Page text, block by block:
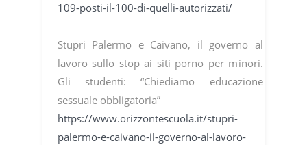
109-posti-il-100-di-quelli-autorizzati/
Stupri Palermo e Caivano, il governo al
lavoro sullo stop ai siti porno per minori.
Gli studenti: “Chiediamo educazione
sessuale obbligatoria”
https://www.orizzontescuola.it/stupri-
palermo-e-caivano-il-governo-al-lavoro-